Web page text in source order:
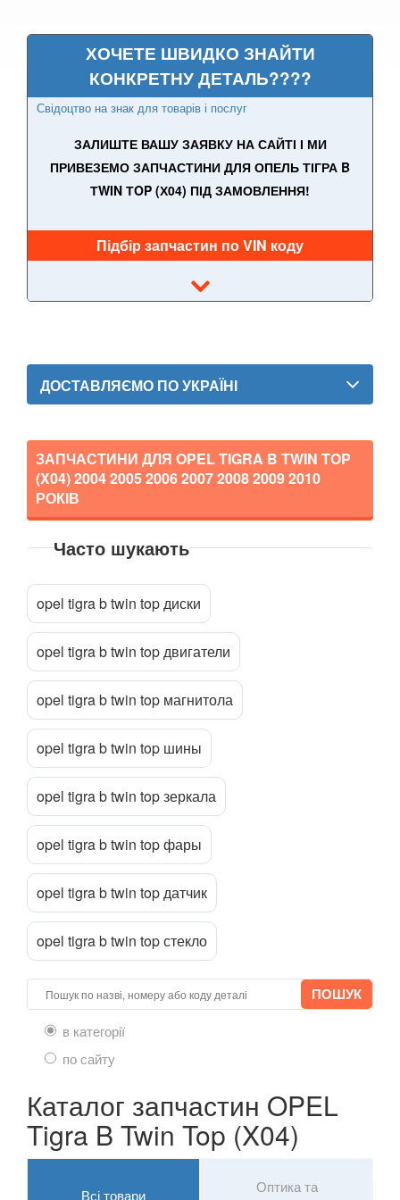
Adam
Agila A (H00)
Agila B
Antara (L07)
Astra H (L48, L08, L35, L67, L69)
Astra K
Combo D
Corsa C (F08, F68)
Corsa D
Corsa E
Frontera B (6B)
GT
Grandland X
Insignia A
Insignia B
Meriva A
Meriva B
Mokka
Mokka X
Movano B (X62)
Signum
Speedster
Tigra A (S93)
Tigra B Twin Top (X04)
Vectra C
Zafira B (A05)
ХОЧЕТЕ ШВИДКО ЗНАЙТИ
КОНКРЕТНУ ДЕТАЛЬ????
Свідоцтво на знак для товарів і послуг
ЗАЛИШТЕ ВАШУ ЗАЯВКУ НА САЙТІ І МИ
ПРИВЕЗЕМО ЗАПЧАСТИНИ ДЛЯ ОПЕЛЬ ТІГРА B
ТWIN ТOP (Х04) ПІД ЗАМОВЛЕННЯ!
Підбір запчастин по VIN коду
Прикріпити файл
ДОСТАВЛЯЄМО ПО УКРАЇНІ
ЗАПЧАСТИНИ ДЛЯ OPEL TIGRA B TWIN TOP
(X04)2004 2005 2006 2007 2008 2009 2010
РОКІВ
Часто шукають
opel tigra b twin top диски
opel tigra b twin top двигатели
opel tigra b twin top магнитола
opel tigra b twin top шины
opel tigra b twin top зеркала
opel tigra b twin top фары
opel tigra b twin top датчик
opel tigra b twin top стекло
в категорії
по сайту
Каталог запчастин OPEL
Tigra B Twin Top (X04)
Всі товари
Оптика та